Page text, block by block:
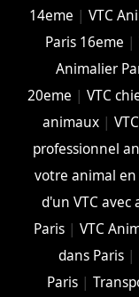
14eme |VTC
Paris 16eme |
Animalier
20eme |VTC
animaux|
professionnel
votre animal en
d'un VTC avec
Paris| VTC
dans Paris |
Paris|